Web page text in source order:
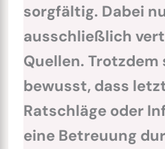
sorgfältig. Dabei
ausschließlich
Quellen.
bewusst, dass
Ratschläge oder
eine Betreuung